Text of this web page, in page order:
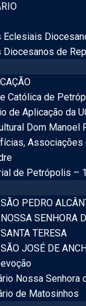
Eclesiais
Diocesanos de
Católica de
de Aplicação da
Dom Manoel
de Petrópolis –
PEDRO
SENHORA
TERESA
JOSÉ DE
Nossa Senhora
de Matosinhos